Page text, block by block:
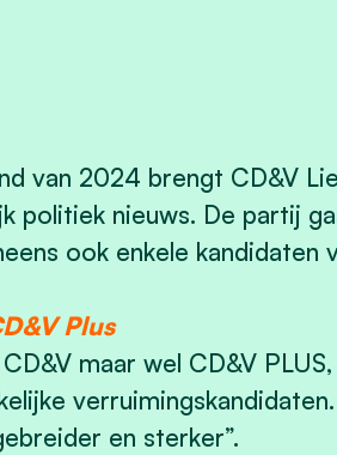
van 2024 brengt CD&V
politiek nieuws. De partij
ook enkele kandidaten
Plus
maar wel CD&V
en sterker”.